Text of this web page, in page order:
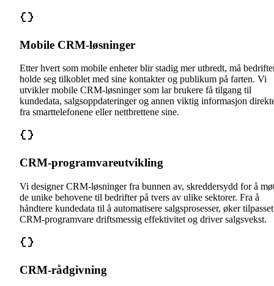
Mobile CRM-løsninger
Etter hvert som mobile enheter blir stadig mer utbredt, må
holde seg tilkoblet med sine kontakter og publikum på farten. Vi
utvikler mobile CRM-løsninger som lar brukere få tilgang til
kundedata, salgsoppdateringer og annen viktig informasjon
fra smarttelefonene eller nettbrettene sine.
CRM-programvareutvikling
Vi designer CRM-løsninger fra bunnen av, skreddersydd for å
de unike behovene til bedrifter på tvers av ulike sektorer. Fra å
håndtere kundedata til å automatisere salgsprosesser, øker tilpasset
CRM-programvare driftsmessig effektivitet og driver salgsvekst.
CRM-rådgivning